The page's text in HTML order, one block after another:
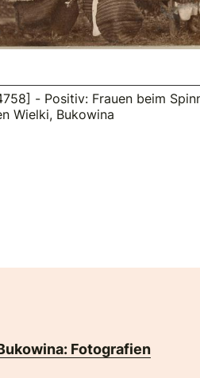
- Positiv: Frauen beim
Wielki, Bukowina
Fotografien